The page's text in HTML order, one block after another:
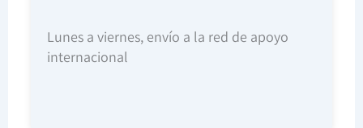
Lunes a viernes, envío a la red de apoyo
internacional